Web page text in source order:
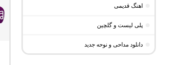
اهنگ قدیمی
پلی لیست و گلچین
دانلود مداحی و نوحه جدید